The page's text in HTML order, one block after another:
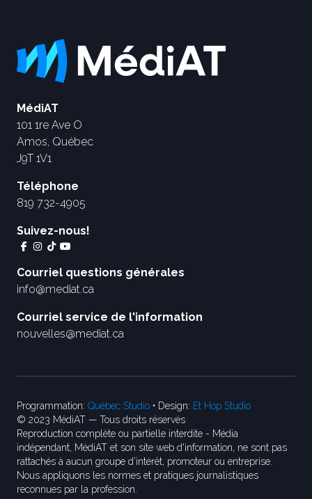
MédiAT
101 1re Ave O
Amos, Québec
J9T 1V1
Téléphone
819 732-4905
Suivez-nous!
Courriel questions générales
info@mediat.ca
Courriel service de l'information
nouvelles@mediat.ca
Programmation: Québec Studio • Design: Et Hop Studio
© 2023 MédiAT — Tous droits réservés
Reproduction complète ou partielle interdite - Média
indépendant, MédiAT et son site web d'information, ne sont pas
rattachés à aucun groupe d’intérêt, promoteur ou entreprise.
Nous appliquons les normes et pratiques journalistiques
reconnues par la profession.